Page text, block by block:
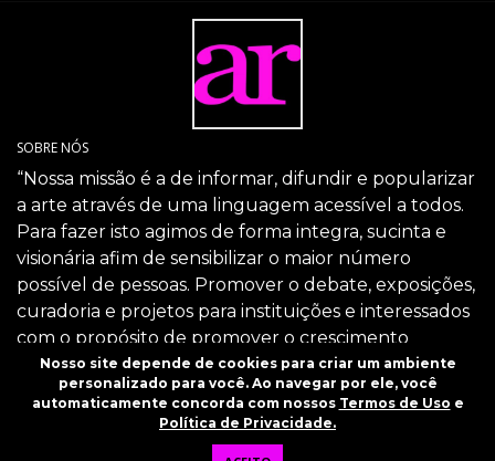
SOBRE NÓS
“Nossa missão é a de informar, difundir e popularizar
a arte através de uma linguagem acessível a todos.
Para fazer isto agimos de forma integra, sucinta e
visionária afim de sensibilizar o maior número
possível de pessoas. Promover o debate, exposições,
curadoria e projetos para instituições e interessados
com o propósito de promover o crescimento
intelectual da sociedade através da arte.”
SIGA-NOS
Nosso site depende de cookies para criar um ambiente
personalizado para você. Ao navegar por ele, você
automaticamente concorda com nossos Termos de Uso e
Política de Privacidade.